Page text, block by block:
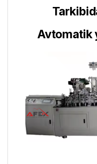
Avtomatik